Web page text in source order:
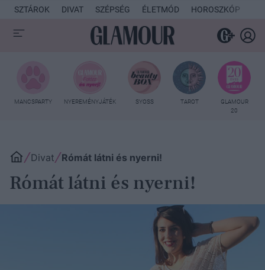
SZTÁROK DIVAT SZÉPSÉG ÉLETMÓD HOROSZKÓP
MANCSPARTY NYEREMÉNYJÁTÉK SYOSS TAROT
GLAMOUR
20
Divat Rómát látni és nyerni!
Rómát látni és nyerni!